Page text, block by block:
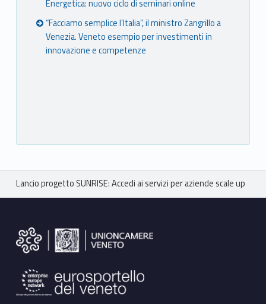
Energetica: nuovo ciclo di seminari online
“Facciamo semplice l’Italia”, il ministro Zangrillo a
Venezia. Veneto esempio per investimenti in
innovazione e competenze
Breadcrumbs navigation
Lancio progetto SUNRISE: Accedi ai servizi per aziende scale up